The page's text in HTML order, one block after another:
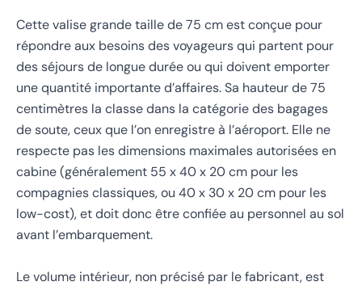
Cette valise grande taille de 75 cm est conçue pour
répondre aux besoins des voyageurs qui partent pour
des séjours de longue durée ou qui doivent emporter
une quantité importante d’affaires. Sa hauteur de 75
centimètres la classe dans la catégorie des bagages
de soute, ceux que l’on enregistre à l’aéroport. Elle ne
respecte pas les dimensions maximales autorisées en
cabine (généralement 55 x 40 x 20 cm pour les
compagnies classiques, ou 40 x 30 x 20 cm pour les
low-cost), et doit donc être confiée au personnel au sol
avant l’embarquement.
Le volume intérieur, non précisé par le fabricant, est